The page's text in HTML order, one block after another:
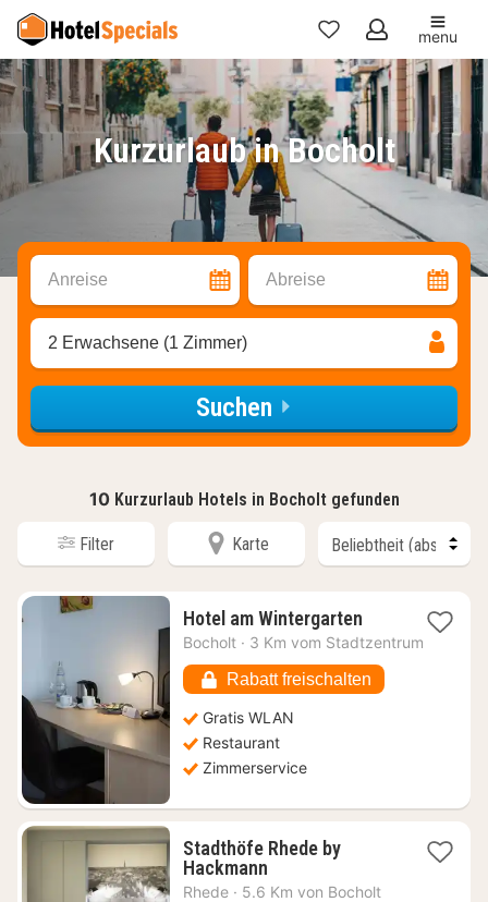
Meine
Favoriten
menu
Kurzurlaub in Bocholt
Anreise Abreise
2 Erwachsene (1 Zimmer)
Suchen
10 Kurzurlaub Hotels in Bocholt gefunden
Filter Karte
Hotel am Wintergarten1
Nacht
110,22
€
Bocholt · 3 Km vom Stadtzentrum
Rabatt freischalten
Gratis WLAN
Restaurant
Zimmerservice
Stadthöfe Rhede by
Hackmann1
Nacht
Rhede · 5.6 Km von Bocholt